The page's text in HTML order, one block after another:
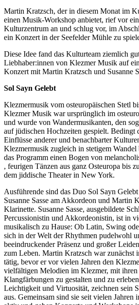
Martin Kratzsch, der in diesem Monat im
einen Musik-Workshop anbietet, rief vor
Kulturzentrum an und schlug vor, im
ein Konzert in der Seefelder Mühle zu
Diese Idee fand das Kulturteam ziemlich
Liebhaber:innen von Klezmer Musik auf
Konzert mit Martin Kratzsch und Susanne
Sol Sayn Gelebt
Klezmermusik vom osteuropäischen Stetl
Klezmer Musik war ursprünglich im
und wurde von Wandermusikanten, den
auf jüdischen Hochzeiten gespielt. Bedingt
Einflüsse anderer und benachbarter
Klezmermusik zugleich in stetigem Wandel
das Programm einen Bogen von
, feurigen Tänzen aus ganz Osteuropa bis
dem jiddische Theater in New York.
Ausführende sind das Duo Sol Sayn
Susanne Sasse am Akkordeon und Martin
Klarinette. Susanne Sasse, ausgebildete
Percussionistin und Akkordeonistin, ist in
musikalisch zu Hause: Ob Latin, Swing
sich in der Welt der Rhythmen pudelwohl
beeindruckender Präsenz und großer
zum Leben. Martin Kratzsch war zunächst
tätig, bevor er vor vielen Jahren den
vielfältigen Melodien im Klezmer, mit ihren
Klangfärbungen zu gestalten und zu
Leichtigkeit und Virtuosität, zeichnen sein
aus. Gemeinsam sind sie seit vielen Jahren